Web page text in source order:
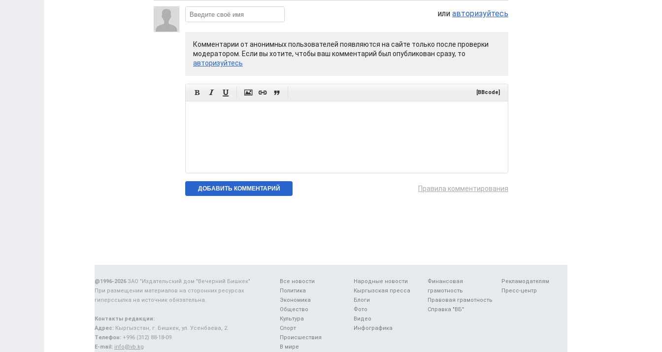
или авторизуйтесь
Комментарии от анонимных пользователей появляются на сайте только после проверки
модератором. Если вы хотите, чтобы ваш комментарий был опубликован сразу, то
авторизуйтесь
      [BBcode]
Правила комментирования
Все новости
Политика
Экономика
Общество
Культура
Спорт
Происшествия
В мире
Народные новости
Кыргызская пресса
Блоги
Фото
Видео
Инфографика
Финансовая
грамотность
Правовая грамотность
Справка "ВБ"
Рекламодателям
Пресс-центр
@1996-2026ЗАО "Издательский дом "Вечерний Бишкек"
При размещении материалов на сторонних ресурсах
гиперссылка на источник обязательна.
Контакты редакции:
Адрес: Кыргызстан, г. Бишкек, ул. Усенбаева, 2.
Телефон: +996 (312) 88-18-09.
E-mail: info@vb.kg